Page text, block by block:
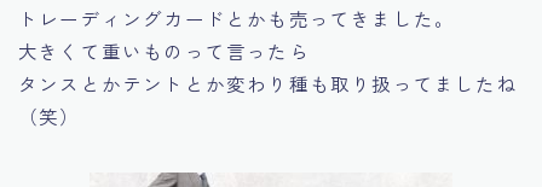
トレーディングカードとかも売ってきました。
大きくて重いものって言ったら
タンスとかテントとか変わり種も取り扱ってましたね
（笑）